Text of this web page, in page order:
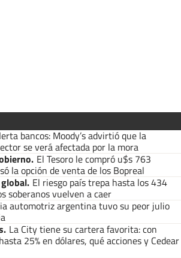
bancos: Moody’s advirtió que la
se verá afectada por la mora
. El Tesoro le compró u$s 763
la opción de venta de los Bopreal
. El riesgo país trepa hasta los 434
soberanos vuelven a caer
automotriz argentina tuvo su peor julio
. La City tiene su cartera favorita: con
25% en dólares, qué acciones y Cedear